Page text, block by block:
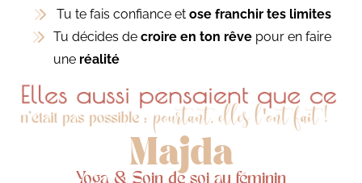
Tu te fais confiance et ose franchir tes limites
Tu décides decroire en ton rêve pour en faire
une réalité
Majda
Yoga & Soin de soi au féminin